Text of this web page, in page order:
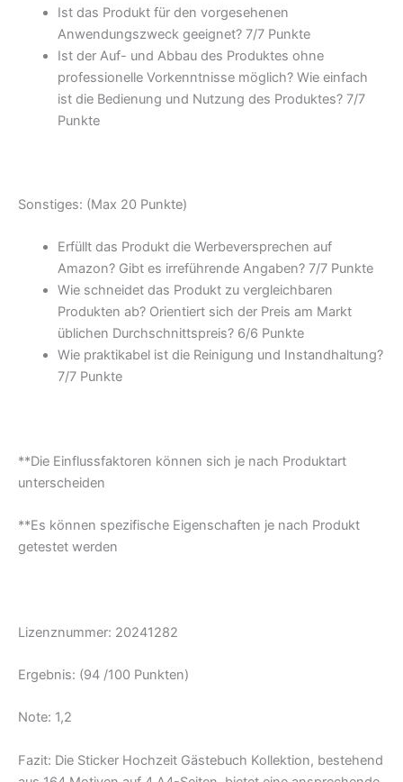
Ist das Produkt für den vorgesehenen
Anwendungszweck geeignet? 7/7 Punkte
Ist der Auf- und Abbau des Produktes ohne
professionelle Vorkenntnisse möglich? Wie einfach
ist die Bedienung und Nutzung des Produktes? 7/7
Punkte
Sonstiges: (Max 20 Punkte)
Erfüllt das Produkt die Werbeversprechen auf
Amazon? Gibt es irreführende Angaben? 7/7 Punkte
Wie schneidet das Produkt zu vergleichbaren
Produkten ab? Orientiert sich der Preis am Markt
üblichen Durchschnittspreis? 6/6 Punkte
Wie praktikabel ist die Reinigung und Instandhaltung?
7/7 Punkte
**Die Einflussfaktoren können sich je nach Produktart
unterscheiden
**Es können spezifische Eigenschaften je nach Produkt
getestet werden
Lizenznummer: 20241282
Ergebnis: (94 /100 Punkten)
Note: 1,2
Fazit: Die Sticker Hochzeit Gästebuch Kollektion, bestehend